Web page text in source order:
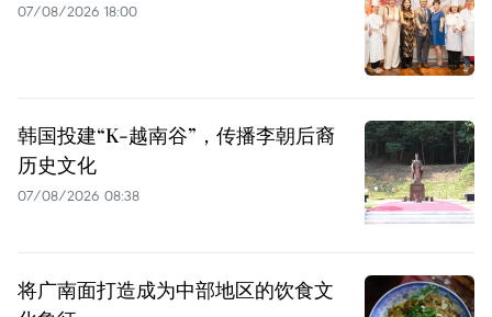
07/08/2026 18:00
韩国投建“K-越南谷”，传播李朝后裔
历史文化
07/08/2026 08:38
将广南面打造成为中部地区的饮食文